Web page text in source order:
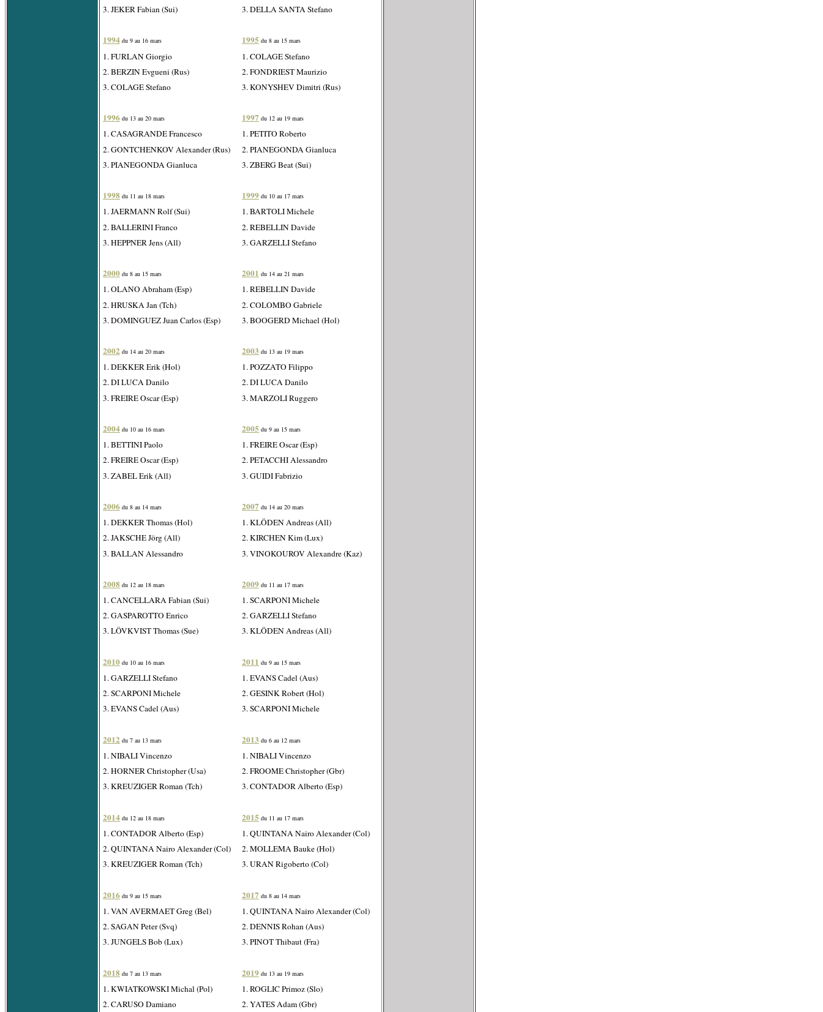
3. JEKER Fabian (Sui)
1994 du 9 au 16 mars
1. FURLAN Giorgio
2. BERZIN Evgueni (Rus)
3. COLAGE Stefano
1996 du 13 au 20 mars
1. CASAGRANDE Francesco
2. GONTCHENKOV Alexander (Rus)
3. PIANEGONDA Gianluca
1998 du 11 au 18 mars
1. JAERMANN Rolf (Sui)
2. BALLERINI Franco
3. HEPPNER Jens (All)
2000 du 8 au 15 mars
1. OLANO Abraham (Esp)
2. HRUSKA Jan (Tch)
3. DOMINGUEZ Juan Carlos (Esp)
2002 du 14 au 20 mars
1. DEKKER Erik (Hol)
2. DI LUCA Danilo
3. FREIRE Oscar (Esp)
2004 du 10 au 16 mars
1. BETTINI Paolo
2. FREIRE Oscar (Esp)
3. ZABEL Erik (All)
2006 du 8 au 14 mars
1. DEKKER Thomas (Hol)
2. JAKSCHE Jörg (All)
3. BALLAN Alessandro
2008 du 12 au 18 mars
1. CANCELLARA Fabian (Sui)
2. GASPAROTTO Enrico
3. LÖVKVIST Thomas (Sue)
2010 du 10 au 16 mars
1. GARZELLI Stefano
2. SCARPONI Michele
3. EVANS Cadel (Aus)
2012 du 7 au 13 mars
1. NIBALI Vincenzo
2. HORNER Christopher (Usa)
3. KREUZIGER Roman (Tch)
2014 du 12 au 18 mars
1. CONTADOR Alberto (Esp)
2. QUINTANA Nairo Alexander (Col)
3. KREUZIGER Roman (Tch)
2016 du 9 au 15 mars
1. VAN AVERMAET Greg (Bel)
2. SAGAN Peter (Svq)
3. JUNGELS Bob (Lux)
2018 du 7 au 13 mars
1. KWIATKOWSKI Michal (Pol)
2. CARUSO Damiano
3. DELLA SANTA Stefano
1995 du 8 au 15 mars
1. COLAGE Stefano
2. FONDRIEST Maurizio
3. KONYSHEV Dimitri (Rus)
1997 du 12 au 19 mars
1. PETITO Roberto
2. PIANEGONDA Gianluca
3. ZBERG Beat (Sui)
1999 du 10 au 17 mars
1. BARTOLI Michele
2. REBELLIN Davide
3. GARZELLI Stefano
2001 du 14 au 21 mars
1. REBELLIN Davide
2. COLOMBO Gabriele
3. BOOGERD Michael (Hol)
2003 du 13 au 19 mars
1. POZZATO Filippo
2. DI LUCA Danilo
3. MARZOLI Ruggero
2005 du 9 au 15 mars
1. FREIRE Oscar (Esp)
2. PETACCHI Alessandro
3. GUIDI Fabrizio
2007 du 14 au 20 mars
1. KLÖDEN Andreas (All)
2. KIRCHEN Kim (Lux)
3. VINOKOUROV Alexandre (Kaz)
2009 du 11 au 17 mars
1. SCARPONI Michele
2. GARZELLI Stefano
3. KLÖDEN Andreas (All)
2011 du 9 au 15 mars
1. EVANS Cadel (Aus)
2. GESINK Robert (Hol)
3. SCARPONI Michele
2013 du 6 au 12 mars
1. NIBALI Vincenzo
2. FROOME Christopher (Gbr)
3. CONTADOR Alberto (Esp)
2015 du 11 au 17 mars
1. QUINTANA Nairo Alexander (Col)
2. MOLLEMA Bauke (Hol)
3. URAN Rigoberto (Col)
2017 du 8 au 14 mars
1. QUINTANA Nairo Alexander (Col)
2. DENNIS Rohan (Aus)
3. PINOT Thibaut (Fra)
2019 du 13 au 19 mars
1. ROGLIC Primoz (Slo)
2. YATES Adam (Gbr)